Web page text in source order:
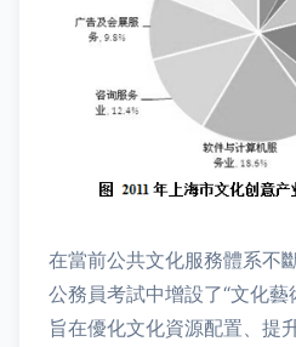
在當前公共文化服務體系不
公務員考試中增設了“文化藝
旨在優化文化資源配置、提